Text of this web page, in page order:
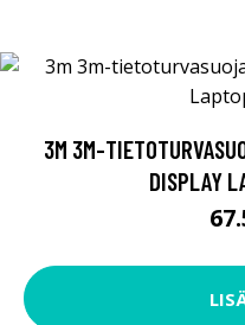
3M 3M-
DISPLAY